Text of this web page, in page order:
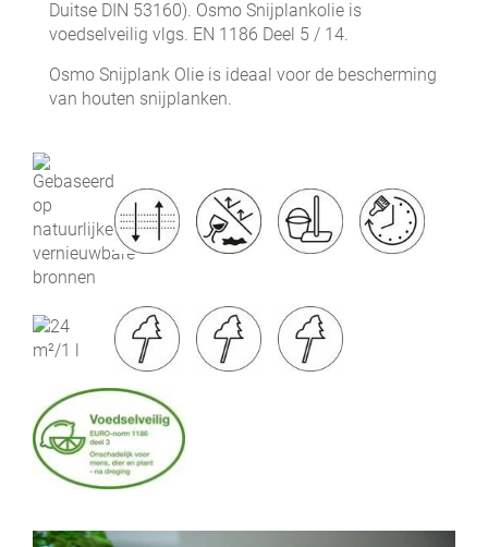
Duitse DIN 53160). Osmo Snijplankolie is
voedselveilig vlgs. EN 1186 Deel 5 / 14.
Osmo Snijplank Olie is ideaal voor de bescherming
van houten snijplanken.